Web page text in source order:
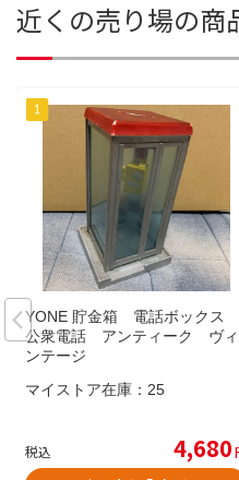
近くの売り場の商
YONE 貯金箱 電話ボックス
公衆電話 アンティーク ヴィ
ンテージ
マイストア在庫： 25
税込 4,680